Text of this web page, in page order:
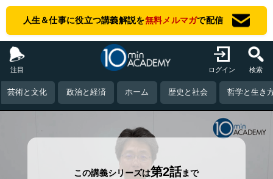
人生＆仕事に役立つ講義解説を無料メルマガで配信
注目 ログイン 検索
芸術と文化 政治と経済 ホーム 歴史と社会 哲学と生き
この講義シリーズは第2話まで